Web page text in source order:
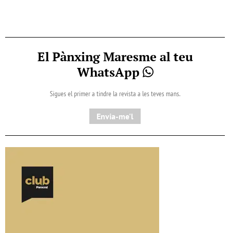
El Pànxing Maresme al teu
WhatsApp
Sigues el primer a tindre la revista a les teves mans.
Envia-me'l